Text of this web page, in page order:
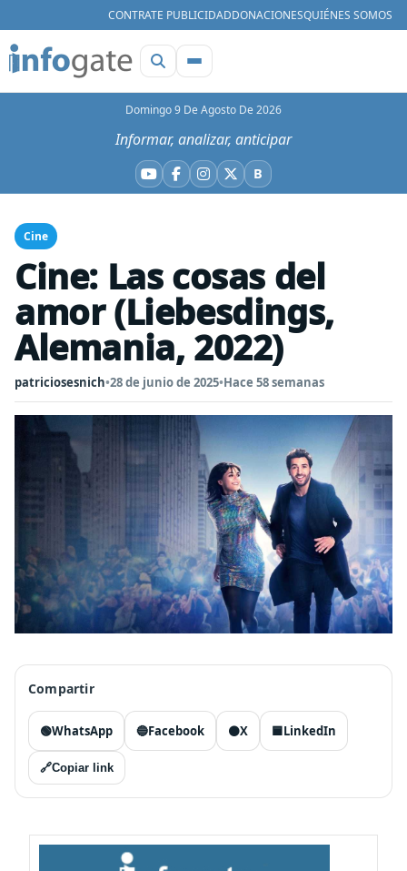
CONTRATE PUBLICIDADDONACIONESQUIÉNES SOMOS
Domingo 9 De Agosto De 2026
Informar, analizar, anticipar
YouTube
Facebook
Instagram
X BBluesky
Cine
Cine: Las cosas del
amor (Liebesdings,
Alemania, 2022)
patriciosesnich•28 de junio de 2025•Hace 58 semanas
Compartir
🟢WhatsApp 🔵Facebook ⚫X 🟦LinkedIn
🔗Copiar link